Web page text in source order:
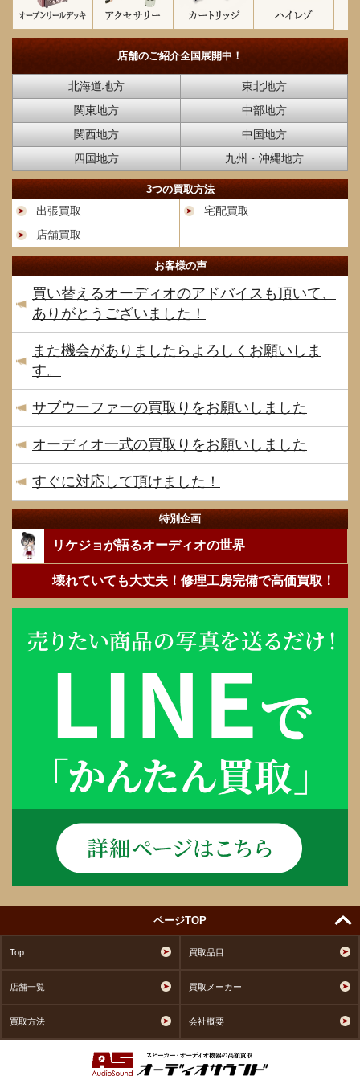
店舗のご紹介全国展開中！
北海道地方
東北地方
関東地方
中部地方
関西地方
中国地方
四国地方
九州・沖縄地方
3つの買取方法
出張買取
宅配買取
店舗買取
お客様の声
買い替えるオーディオのアドバイスも頂いて、
ありがとうございました！
また機会がありましたらよろしくお願いしま
す。
サブウーファーの買取りをお願いしました
オーディオ一式の買取りをお願いしました
すぐに対応して頂けました！
特別企画
リケジョが語るオーディオの世界
壊れていても大丈夫！修理工房完備で高価買取！
ページTOP
Top 買取品目
店舗一覧 買取メーカー
買取方法 会社概要